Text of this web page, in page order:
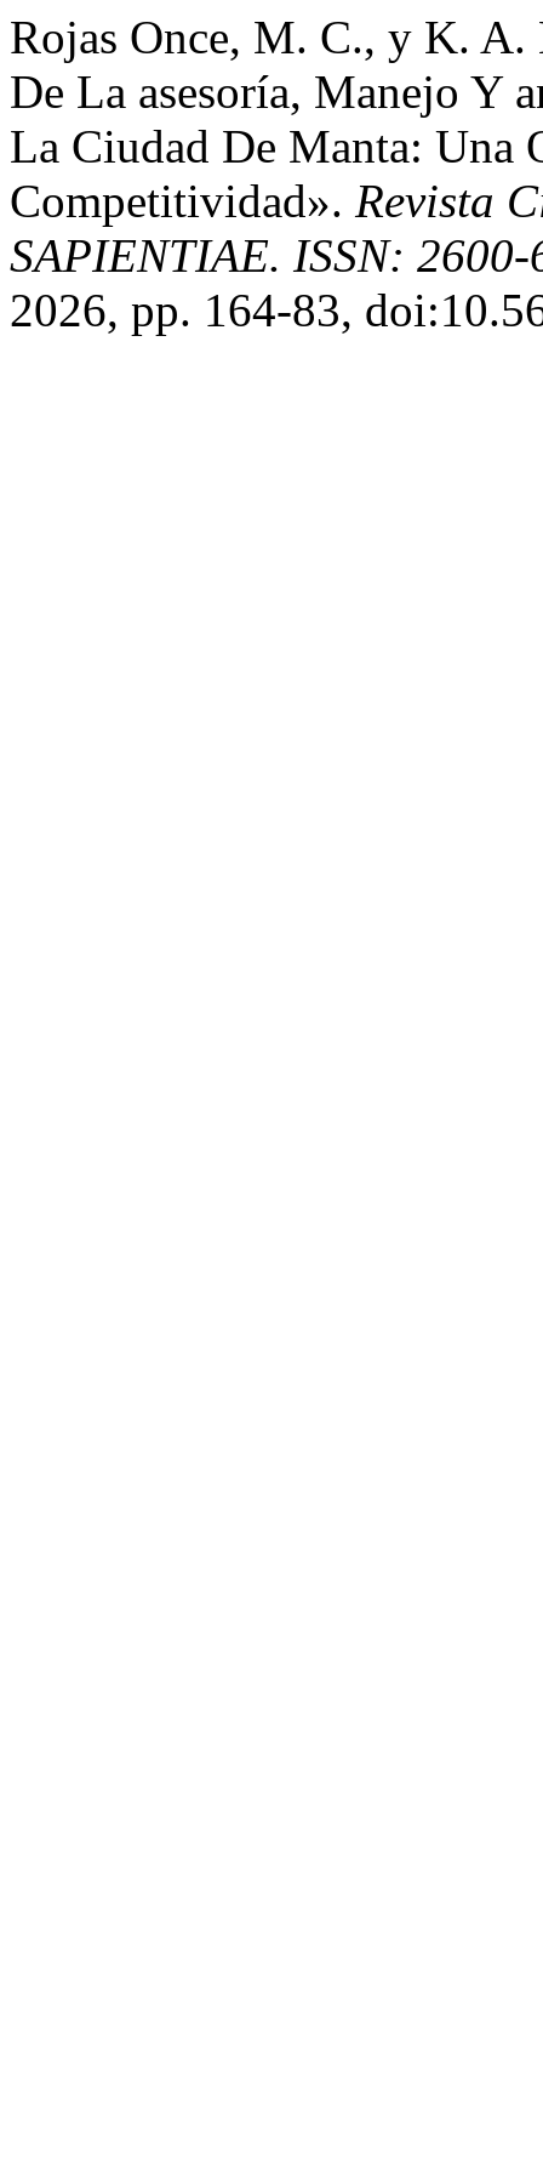
Rojas Once, M. C., y K. A.
De La asesoría, Manejo Y
La Ciudad De Manta: Una
Competitividad». Revista
SAPIENTIAE. ISSN: 2600-
2026, pp. 164-83,